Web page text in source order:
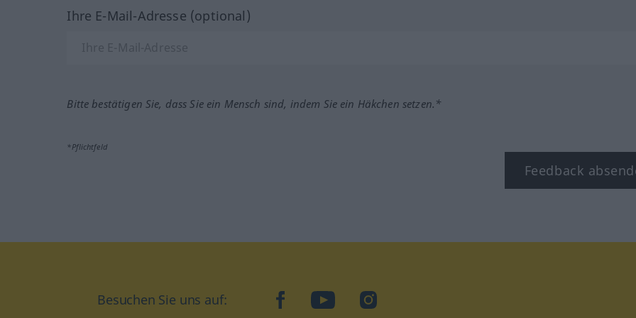
Ihre E-Mail-Adresse (optional)
Bitte bestätigen Sie, dass Sie ein Mensch sind, indem Sie ein Häkchen setzen.*
*Pflichtfeld
Feedback
Besuchen Sie uns auf: facebookYouTubeInstagram